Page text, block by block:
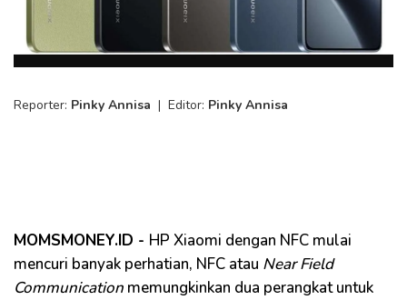
Reporter: Pinky Annisa | Editor: Pinky Annisa
MOMSMONEY.ID - HP Xiaomi dengan NFC mulai
mencuri banyak perhatian, NFC atau Near Field
Communication memungkinkan dua perangkat untuk